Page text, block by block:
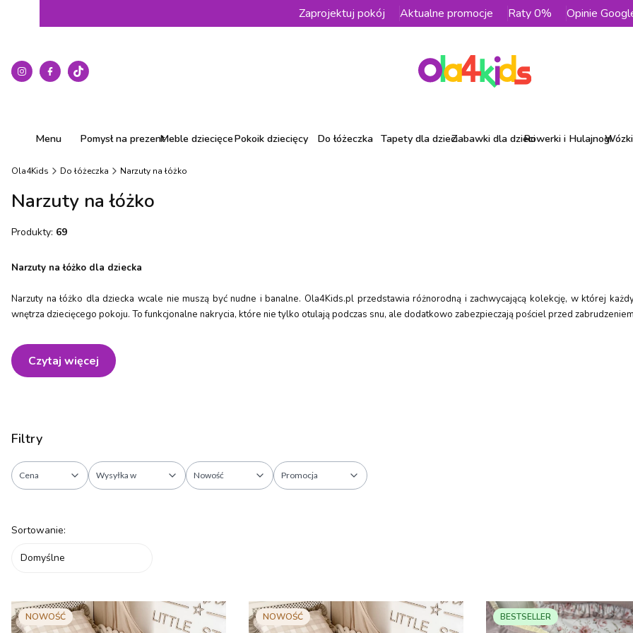
Zaprojektuj pokój Aktualne promocje Raty 0% Opinie
Menu Pomysł na prezentMeble dziecięcePokoik dziecięcy Do łóżeczka Tapety dla dzieciZabawki dla dzieciRowerki i Hulajnogi
Ola4Kids Do łóżeczka Narzuty na łóżko
Narzuty na łóżko
Produkty: 69
Narzuty na łóżko dla dziecka
Narzuty na łóżko dla dziecka wcale nie muszą być nudne i banalne. Ola4Kids.pl przedstawia różnorodną i zachwycającą kolekcję, w której
wnętrza dziecięcego pokoju. To funkcjonalne nakrycia, które nie tylko otulają podczas snu, ale dodatkowo zabezpieczają pościel przed
Czytaj więcej
Filtry
Cena Wysyłka w Nowość Promocja
Lista produktów
Sortowanie:
Domyślne
NOWOŚĆ NOWOŚĆ BESTSELLER